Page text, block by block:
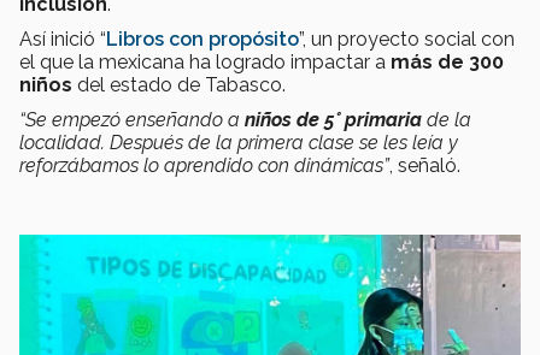
Así inició “Libros con propósito”, un proyecto social con
el que la mexicana ha logrado impactar a más de 300
niños del estado de Tabasco.
“Se empezó enseñando a niños de 5° primaria de la
localidad. Después de la primera clase se les leía y
reforzábamos lo aprendido con dinámicas”, señaló.